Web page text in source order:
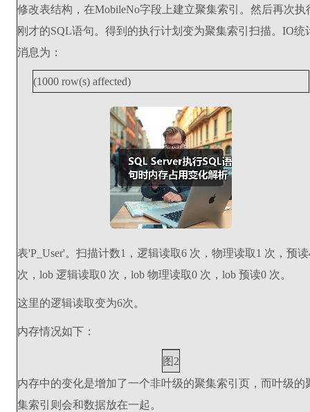
修改表结构，在MobileNo字段上建立聚集索引。然后再次执
刚才的SQL语句。得到的执行计划变为聚集索引扫描。IO统
消息为：
(1000 row(s) affected)
表'P_User'。扫描计数1，逻辑读取6 次，物理读取1 次，预读
次，lob 逻辑读取0 次，lob 物理读取0 次，lob 预读0 次。
这里的逻辑读取变为6次。
内存情况如下：
图2
内存中的变化是增加了一个非叶级的聚集索引页，而叶级的
集索引则会和数据放在一起。